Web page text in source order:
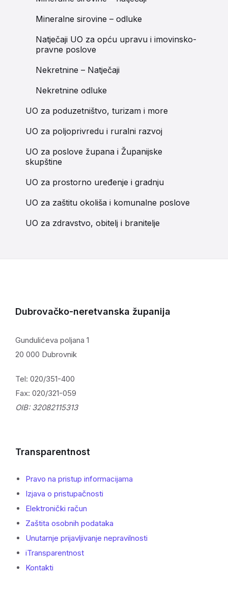
Mineralne sirovine – odluke
Natječaji UO za opću upravu i imovinsko-
pravne poslove
Nekretnine – Natječaji
Nekretnine odluke
UO za poduzetništvo, turizam i more
UO za poljoprivredu i ruralni razvoj
UO za poslove župana i Županijske
skupštine
UO za prostorno uređenje i gradnju
UO za zaštitu okoliša i komunalne poslove
UO za zdravstvo, obitelj i branitelje
Dubrovačko-neretvanska županija
Gundulićeva poljana 1
20 000 Dubrovnik
Tel: 020/351-400
Fax: 020/321-059
OIB: 32082115313
Transparentnost
Pravo na pristup informacijama
Izjava o pristupačnosti
Elektronički račun
Zaštita osobnih podataka
Unutarnje prijavljivanje nepravilnosti
iTransparentnost
Kontakti